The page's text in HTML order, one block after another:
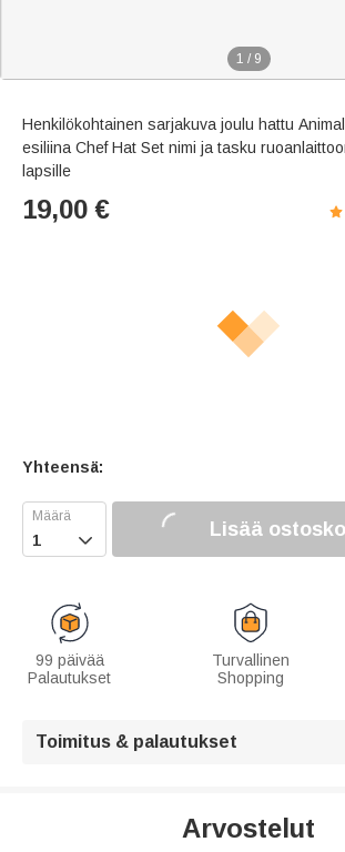
1 / 9
Henkilökohtainen sarjakuva joulu hattu
esiliina Chef Hat Set nimi ja tasku
lapsille
19,00 €
Yhteensä:
 Lisää
99 päivää
Palautukset
Turvallinen
Shopping
Toimitus & palautukset
Arvostelut